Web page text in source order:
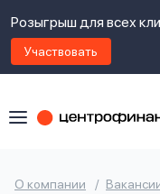
Розыгрыш для всех
Участвовать
О компании
Я